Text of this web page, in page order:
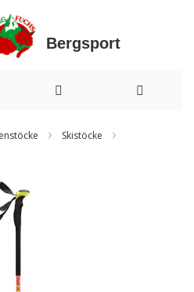
Bergsport
Skistöcke